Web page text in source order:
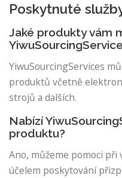
Poskytnuté
Jaké produkty vám
YiwuSourcingServices
produktů včetně
strojů a dalších.
Nabízí
produktu?
Ano, můžeme pomoci při
účelem poskytování